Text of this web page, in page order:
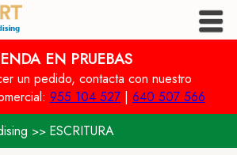
EN PRUEBAS
un pedido, contacta con nuestro
955 104 527 | 640 507 566
>> ESCRITURA